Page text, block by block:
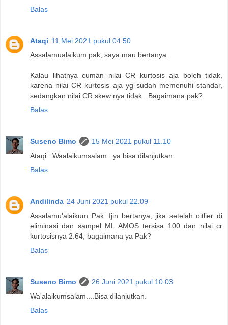
Balas
Ataqi 11 Mei 2021 pukul 04.50
Assalamualaikum pak, saya mau bertanya..
Kalau lihatnya cuman nilai CR kurtosis aja boleh tidak,
karena nilai CR kurtosis aja yg sudah memenuhi standar,
sedangkan nilai CR skew nya tidak.. Bagaimana pak?
Balas
Suseno Bimo
15 Mei 2021 pukul 11.10
Ataqi : Waalaikumsalam...ya bisa dilanjutkan.
Balas
Andilinda 24 Juni 2021 pukul 22.09
Assalamu'alaikum Pak. Ijin bertanya, jika setelah oitlier di
eliminasi dan sampel ML AMOS tersisa 100 dan nilai cr
kurtosisnya 2.64, bagaimana ya Pak?
Balas
Suseno Bimo
26 Juni 2021 pukul 10.03
Wa'alaikumsalam....Bisa dilanjutkan.
Balas